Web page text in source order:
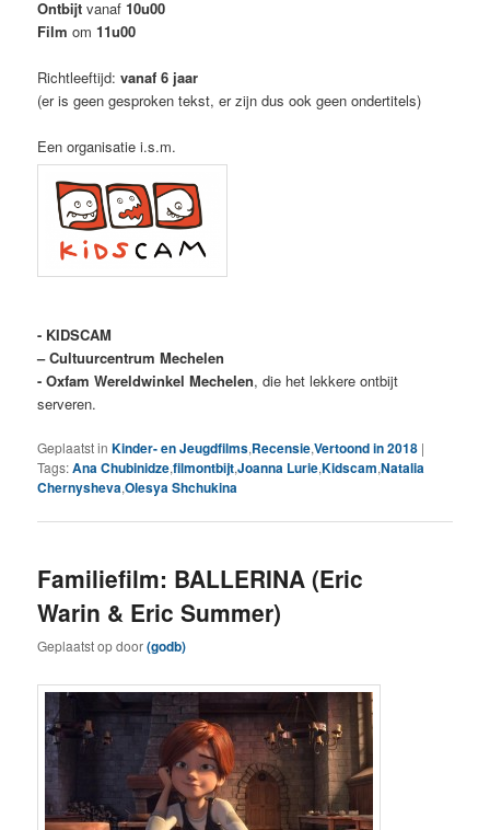
Ontbijt vanaf10u00
Film om11u00
Richtleeftijd: vanaf 6 jaar
(er is geen gesproken tekst, er zijn dus ook geen ondertitels)
Een organisatie i.s.m.
- KIDSCAM
– Cultuurcentrum Mechelen
- Oxfam Wereldwinkel Mechelen, die het lekkere ontbijt
serveren.
Geplaatst in Kinder- en Jeugdfilms,Recensie,Vertoond in 2018 |
Tags:Ana Chubinidze,filmontbijt,Joanna Lurie,Kidscam,Natalia
Chernysheva,Olesya Shchukina
Familiefilm: BALLERINA (Eric
Warin & Eric Summer)
Geplaatst opdoor(godb)